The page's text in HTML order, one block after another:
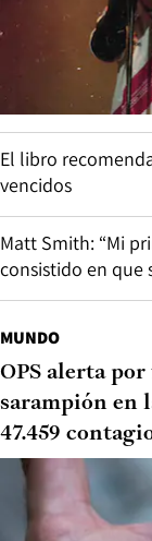
El libro
vencidos
Matt Smith: “Mi
consistido en que
MUNDO
OPS alerta
sarampión en
47.459